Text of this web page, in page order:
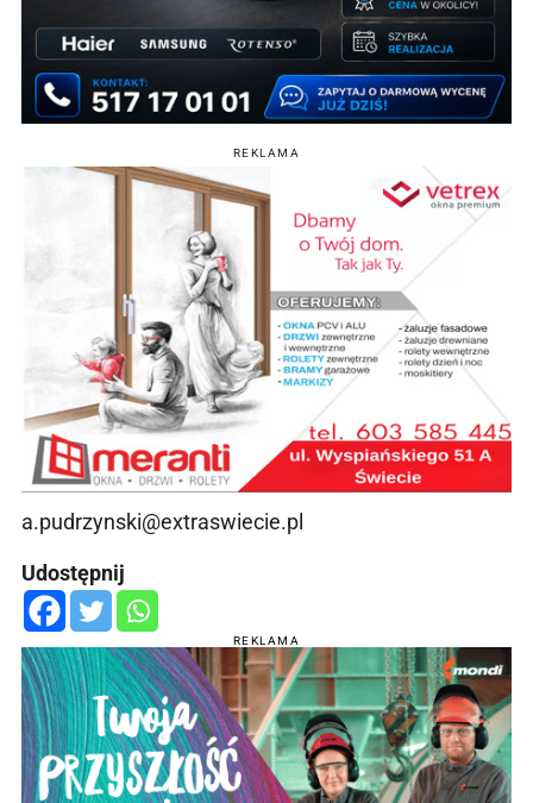
REKLAMA
a.pudrzynski@extraswiecie.pl
Udostępnij
REKLAMA